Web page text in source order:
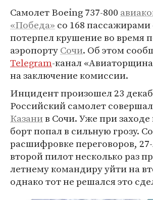
Самолет Boeing 737-800
«Победа» со 168 пассажирами
потерпел крушение во время
аэропортуСочи. Об этом
Telegram-канал
на заключение комиссии.
Инцидент произошел 23
Российский самолет
Казанив Сочи. Уже при заходе
борт попал в сильную грозу.
расшифровке переговоров,
второй пилот несколько раз
летнему командиру уйти на
однако тот не решался это